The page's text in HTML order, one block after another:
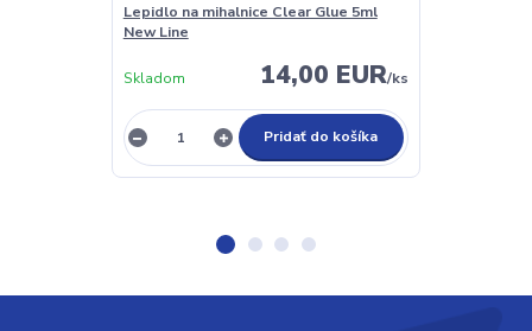
Lepidlo na mihalnice Clear Glue 5ml
New Line
14,00 EUR/ks
Skladom
Pridať do košíka